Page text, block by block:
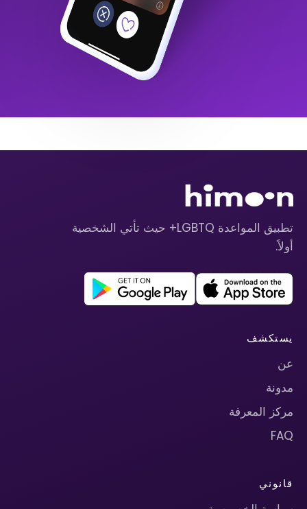
تطبيق المواعدة LGBTQ+ حيث تأتي الشخصية
أولاً.
يستكشف
عن
مدونة
مركز المعرفة
FAQ
قانوني